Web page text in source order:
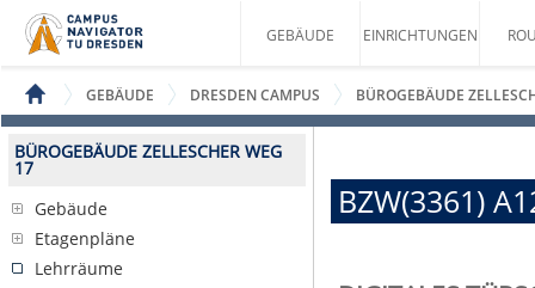
GEBÄUDE EINRICHTUNGEN
GEBÄUDE DRESDEN CAMPUS BÜROGEBÄUDE
BÜROGEBÄUDE ZELLESCHER WEG
17
Gebäude
Etagenpläne
Lehrräume
BZW(3361)